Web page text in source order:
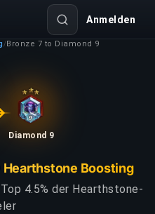
Anmelden
/Bronze 7 to Diamond 9
Diamond 9
Hearthstone Boosting
4.5% der Hearthstone-